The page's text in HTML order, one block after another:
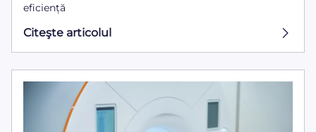
eficiență
Citeşte articolul